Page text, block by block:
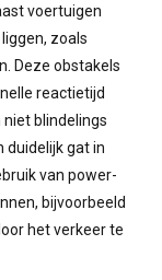
voertuigen
zoals
Deze obstakels
reactietijd
blindelings
duidelijk gat in
van power-
bijvoorbeeld
het verkeer te